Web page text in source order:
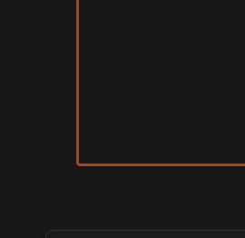
Arcadia GeekFest 2026
SALONS & CONVENTIONS GEEKS